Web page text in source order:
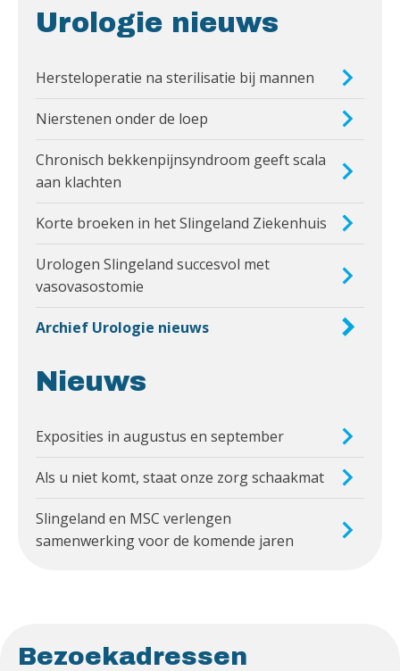
Urologie nieuws
Hersteloperatie na sterilisatie bij mannen
Nierstenen onder de loep
Chronisch bekkenpijnsyndroom geeft scala
aan klachten
Korte broeken in het Slingeland Ziekenhuis
Urologen Slingeland succesvol met
vasovasostomie
Archief Urologie nieuws
Nieuws
Exposities in augustus en september
Als u niet komt, staat onze zorg schaakmat
Slingeland en MSC verlengen
samenwerking voor de komende jaren
Bezoekadressen